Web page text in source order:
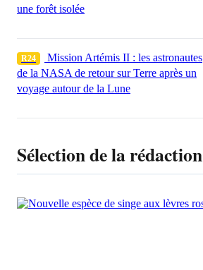
une forêt isolée
R24
Mission Artémis II : les astronautes
de la NASA de retour sur Terre après un
voyage autour de la Lune
Sélection de la rédaction